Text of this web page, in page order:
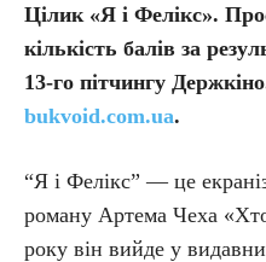
Цілик «Я і Фелікс».
кількість балів за
13-го пітчингу
bukvoid.com.ua.
“Я і Фелікс” — це
роману Артема Чеха
року він вийде у